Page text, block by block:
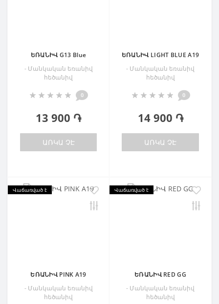
ԵՌԱՆԻՎ G13 Blue
- Մանկական եռանիվ
հեծանիվ
0
13 900 ֏
ԱՌԿԱ ՉԷ
ԵՌԱՆԻՎ LIGHT BLUE A19
- Մանկական եռանիվ
հեծանիվ
0
14 900 ֏
ԱՌԿԱ ՉԷ
Վաճառված է
ԵՌԱՆԻՎ PINK A19
- Մանկական եռանիվ
հեծանիվ
Վաճառված է
ԵՌԱՆԻՎ RED GG
- Մանկական եռանիվ
հեծանիվ